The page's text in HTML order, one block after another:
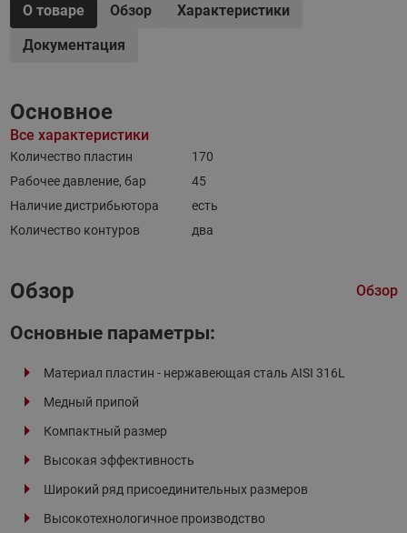
О товаре Обзор
Характеристики
Документация
Основное
Все характеристики
Количество пластин
170
Рабочее давление, бар
45
Наличие дистрибьютора
есть
Количество контуров
два
Обзор Обзор
Основные параметры:
Материал пластин - нержавеющая сталь AISI 316L
Медный припой
Компактный размер
Высокая эффективность
Широкий ряд присоединительных размеров
Высокотехнологичное производство